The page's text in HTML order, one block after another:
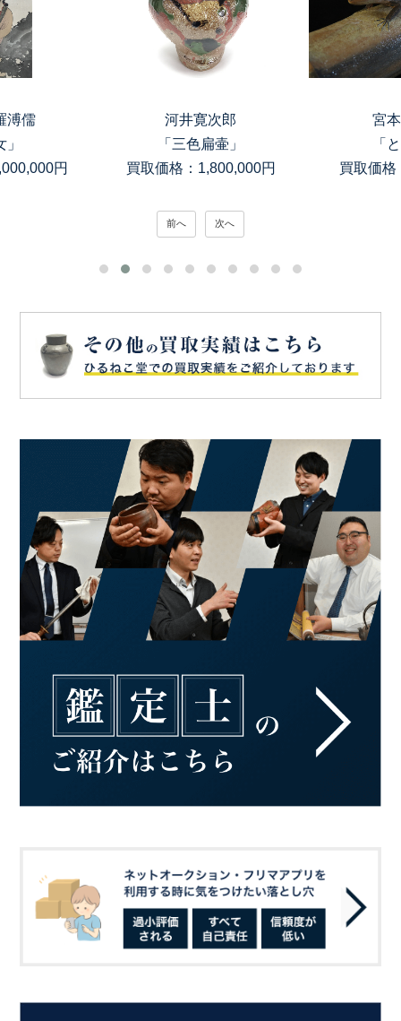
溥儒
円
河井寛次郎
「三色扁壷」
買取価格：1,800,000円
宮
「
買取価格
前へ 次へ